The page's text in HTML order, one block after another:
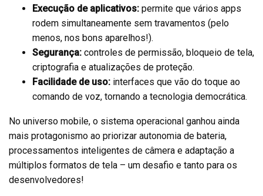
Execução de aplicativos: permite que vários apps
rodem simultaneamente sem travamentos (pelo
menos, nos bons aparelhos!).
Segurança: controles de permissão, bloqueio de tela,
criptografia e atualizações de proteção.
Facilidade de uso: interfaces que vão do toque ao
comando de voz, tornando a tecnologia democrática.
No universo mobile, o sistema operacional ganhou ainda
mais protagonismo ao priorizar autonomia de bateria,
processamentos inteligentes de câmera e adaptação a
múltiplos formatos de tela – um desafio e tanto para os
desenvolvedores!